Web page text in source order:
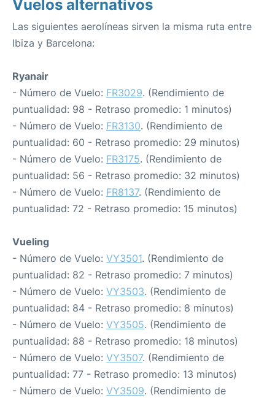
Vuelos alternativos
Las siguientes aerolíneas sirven la misma ruta entre
Ibiza y Barcelona:
Ryanair
- Número de Vuelo: FR3029. (Rendimiento de
puntualidad: 98 - Retraso promedio: 1 minutos)
- Número de Vuelo: FR3130. (Rendimiento de
puntualidad: 60 - Retraso promedio: 29 minutos)
- Número de Vuelo: FR3175. (Rendimiento de
puntualidad: 56 - Retraso promedio: 32 minutos)
- Número de Vuelo: FR8137. (Rendimiento de
puntualidad: 72 - Retraso promedio: 15 minutos)
Vueling
- Número de Vuelo: VY3501. (Rendimiento de
puntualidad: 82 - Retraso promedio: 7 minutos)
- Número de Vuelo: VY3503. (Rendimiento de
puntualidad: 84 - Retraso promedio: 8 minutos)
- Número de Vuelo: VY3505. (Rendimiento de
puntualidad: 88 - Retraso promedio: 18 minutos)
- Número de Vuelo: VY3507. (Rendimiento de
puntualidad: 77 - Retraso promedio: 13 minutos)
- Número de Vuelo: VY3509. (Rendimiento de